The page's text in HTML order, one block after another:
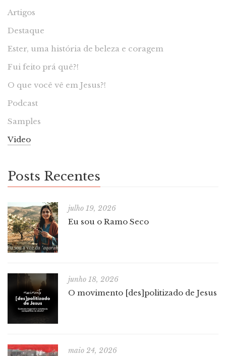
Artigos
Destaque
Ester, uma história de beleza e coragem
Fui feito prá quê?!
O que você vê em Jesus?!
Podcast
Samples
Video
Posts Recentes
julho 19, 2026
Eu sou o Ramo Seco
junho 18, 2026
O movimento [des]politizado de Jesus
maio 24, 2026